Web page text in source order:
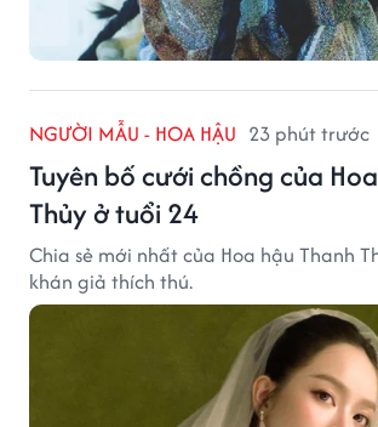
NGƯỜI MẪU - HOA HẬU 23 phút trước
Tuyên bố cưới chồng của
Thủy ở tuổi 24
Chia sẻ mới nhất của Hoa hậu Thanh
khán giả thích thú.